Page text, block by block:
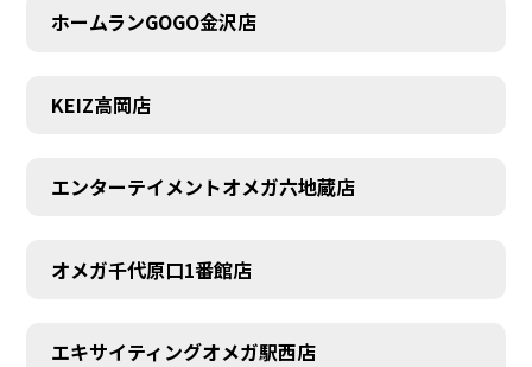
ホームランGOGO金沢店
KEIZ高岡店
エンターテイメントオメガ六地蔵店
オメガ千代原口1番館店
エキサイティングオメガ駅西店